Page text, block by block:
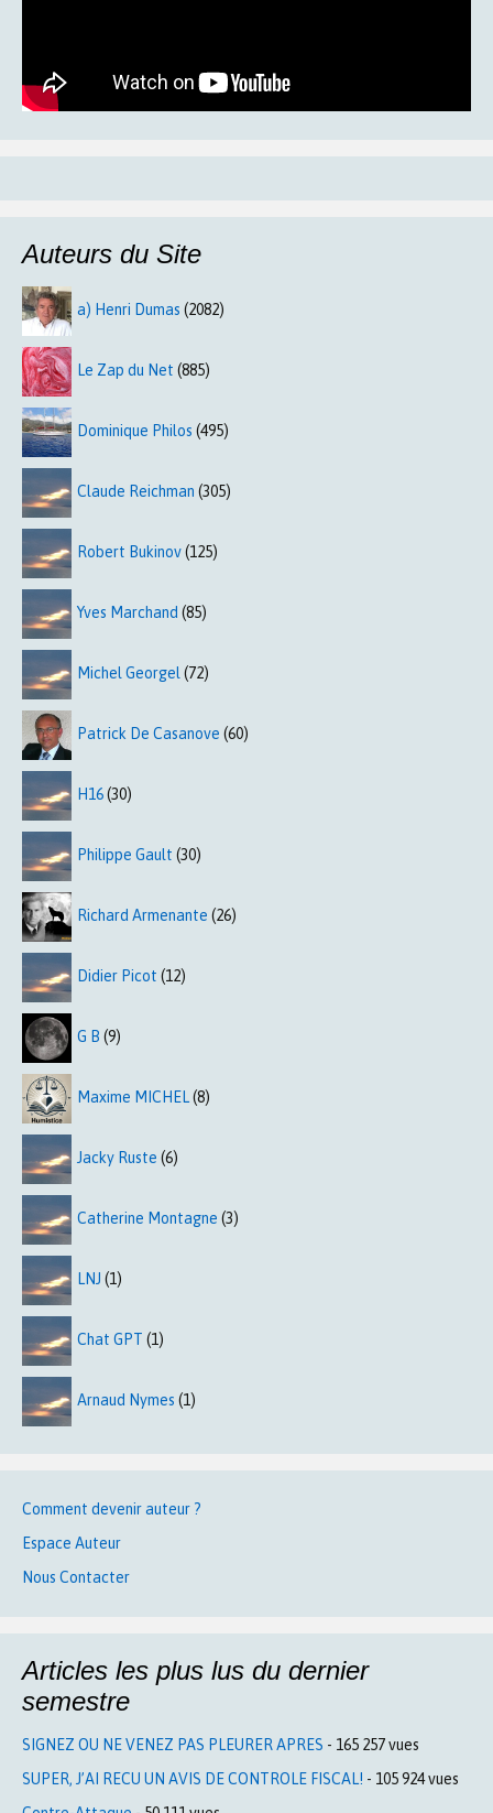
Auteurs du Site
a) Henri Dumas (2082)
Le Zap du Net (885)
Dominique Philos (495)
Claude Reichman (305)
Robert Bukinov(125)
Yves Marchand (85)
Michel Georgel (72)
Patrick De Casanove (60)
H16(30)
Philippe Gault (30)
Richard Armenante (26)
Didier Picot (12)
G B (9)
Maxime MICHEL(8)
Jacky Ruste (6)
Catherine Montagne (3)
LNJ (1)
Chat GPT (1)
Arnaud Nymes (1)
Comment devenir auteur ?
Espace Auteur
Nous Contacter
Articles les plus lus du dernier
semestre
SIGNEZ OU NE VENEZ PAS PLEURER APRES - 165 257 vues
SUPER, J’AI RECU UN AVIS DE CONTROLE FISCAL! - 105 924 vues